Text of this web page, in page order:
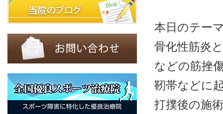
本日のテー
骨化性筋炎
などの筋挫
靭帯などに
打撲後の施